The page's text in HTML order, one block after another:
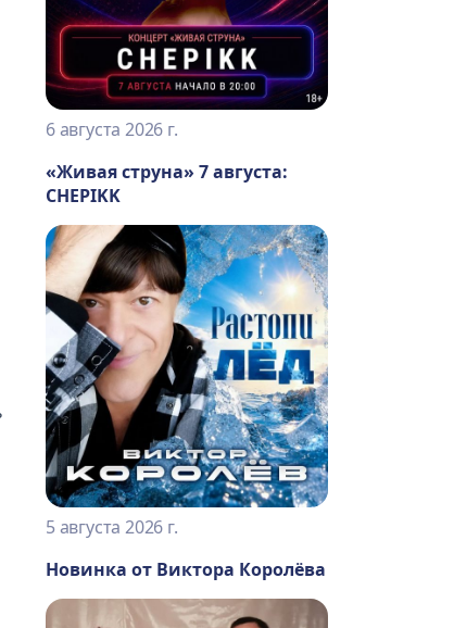
6 августа 2026 г.
«Живая струна» 7 августа:
CHEPIKK
5 августа 2026 г.
Новинка от Виктора Королёва